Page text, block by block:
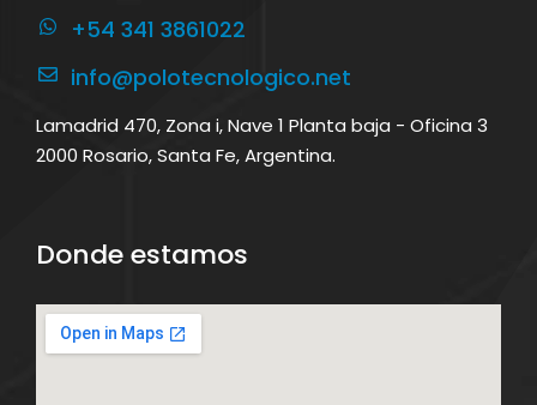
+54 341 3861022
info@polotecnologico.net
Lamadrid 470, Zona i, Nave 1 Planta baja - Oficina 3
2000 Rosario, Santa Fe, Argentina.
Donde estamos